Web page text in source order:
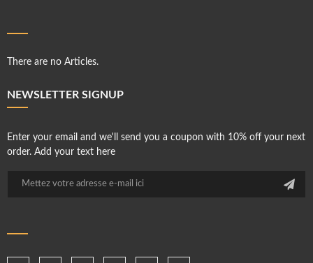
There are no Articles.
NEWSLETTER SIGNUP
Enter your email and we'll send you a coupon with 10% off your next
order. Add your text here